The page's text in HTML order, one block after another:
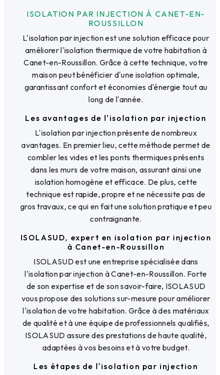
ISOLATION PAR INJECTION À CANET-EN-
ROUSSILLON
L'isolation par injection est une solution efficace pour
améliorer l'isolation thermique de votre habitation à
Canet-en-Roussillon. Grâce à cette technique, votre
maison peut bénéficier d'une isolation optimale,
garantissant confort et économies d'énergie tout au
long de l'année.
Les avantages de l'isolation par injection
L'isolation par injection présente de nombreux
avantages. En premier lieu, cette méthode permet de
combler les vides et les ponts thermiques présents
dans les murs de votre maison, assurant ainsi une
isolation homogène et efficace. De plus, cette
technique est rapide, propre et ne nécessite pas de
gros travaux, ce qui en fait une solution pratique et peu
contraignante.
ISOLASUD, expert en isolation par injection
à Canet-en-Roussillon
ISOLASUD est une entreprise spécialisée dans
l'isolation par injection à Canet-en-Roussillon. Forte
de son expertise et de son savoir-faire, ISOLASUD
vous propose des solutions sur-mesure pour améliorer
l'isolation de votre habitation. Grâce à des matériaux
de qualité et à une équipe de professionnels qualifiés,
ISOLASUD assure des prestations de haute qualité,
adaptées à vos besoins et à votre budget.
Les étapes de l'isolation par injection